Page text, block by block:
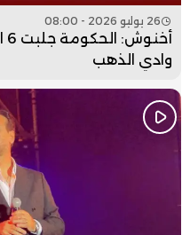
26 يوليو 2026 - 08:00
وادي الذهب